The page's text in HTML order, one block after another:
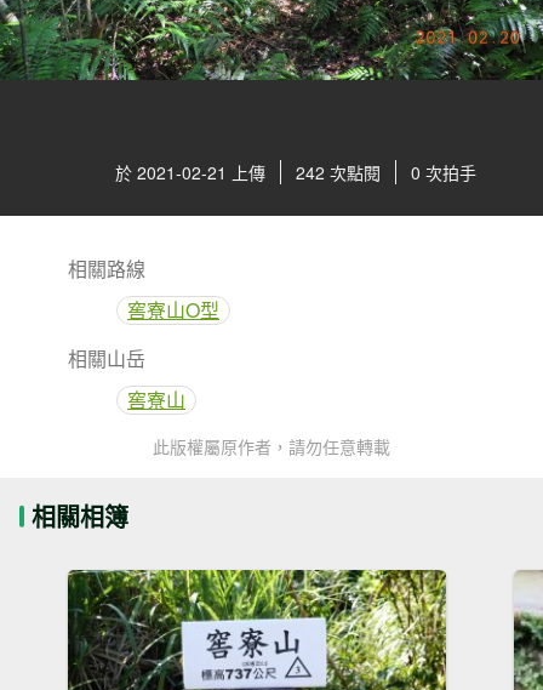
於 2021-02-21 上傳 242 次點閱 0 次拍手
相關路線
窖寮山O型
相關山岳
窖寮山
此版權屬原作者，請勿任意轉載
相關相簿